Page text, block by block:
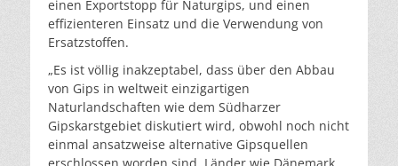
einen Exportstopp für Naturgips, und einen
effizienteren Einsatz und die Verwendung von
Ersatzstoffen.
„Es ist völlig inakzeptabel, dass über den Abbau
von Gips in weltweit einzigartigen
Naturlandschaften wie dem Südharzer
Gipskarstgebiet diskutiert wird, obwohl noch nicht
einmal ansatzweise alternative Gipsquellen